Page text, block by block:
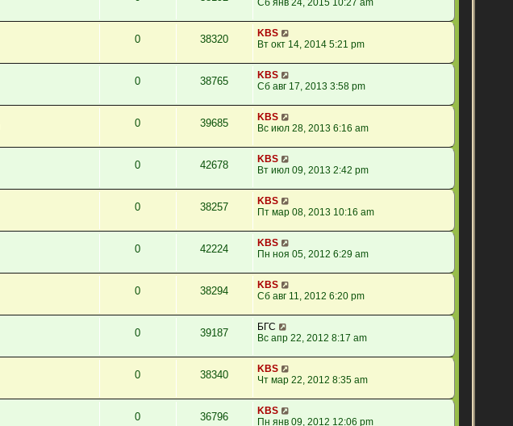
0 38320
KBS
Вт окт 14, 2014 5:21 pm
0 38765
KBS
Сб авг 17, 2013 3:58 pm
0 39685
KBS
Вс июл 28, 2013 6:16 am
0 42678
KBS
Вт июл 09, 2013 2:42 pm
0 38257
KBS
Пт мар 08, 2013 10:16 am
0 42224
KBS
Пн ноя 05, 2012 6:29 am
0 38294
KBS
Сб авг 11, 2012 6:20 pm
0 39187
БГС
Вс апр 22, 2012 8:17 am
0 38340
KBS
Чт мар 22, 2012 8:35 am
0 36796
KBS
Пн янв 09, 2012 12:06 pm